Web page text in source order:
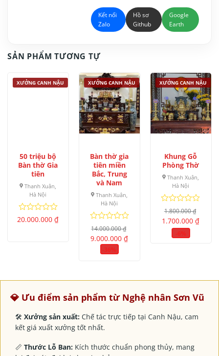
Kết nối
Zalo
Hồ sơ
Github
Google
Earth
SẢN PHẨM TƯƠNG TỰ
XƯỞNG CANH NẬU
50 triệu bộ
Bàn thờ Gia
tiên
Thanh Xuân,
Hà Nội
Được
20.000.000₫
XƯỞNG CANH NẬU
Bàn thờ gia
tiên miền
Bắc, Trung
và Nam
Thanh Xuân,
Hà Nội
Được
xếp
hạng
14.000.000₫
Giá
gốc
14.000.000 ₫.
9.000.000₫Giá
XƯỞNG CANH NẬU
Khung Gỗ
Phòng Thờ
Thanh Xuân,
Hà Nội
Được
xếp
hạng
1.800.000₫
Giá
gốc
1.800.000 ₫.
1.700.000₫Giá
💎 Ưu điểm sản phẩm từ Nghệ nhân Sơn Vũ
🛠 Xưởng sản xuất:Chế tác trực tiếp tại Canh Nậu, cam
kết giá xuất xưởng tốt nhất.
📏 Thước Lỗ Ban:Kích thước chuẩn phong thủy, mang